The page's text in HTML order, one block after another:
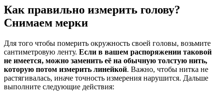
Как правильно измерить голову?
Снимаем мерки
Для того чтобы померить окружность своей головы, возьмите
сантиметровую ленту. Если в вашем распоряжении таковой
не имеется, можно заменить её на обычную толстую нить,
которую потом измерить линейкой. Важно, чтобы нитка не
растягивалась, иначе точность измерения нарушится. Дальше
выполните следующие действия: